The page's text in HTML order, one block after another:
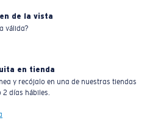
de la vista
válida?
en tienda
y recójalo en una de nuestras tiendas
2 días hábiles.